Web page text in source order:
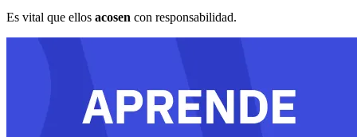
Es vital que ellos acosen con responsabilidad.